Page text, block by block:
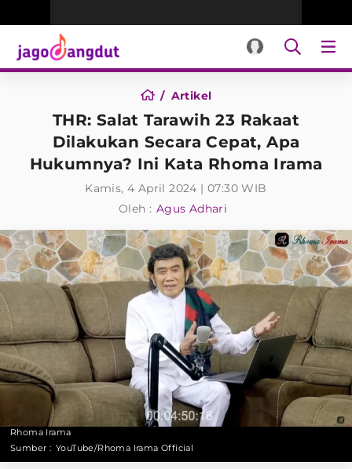
Artikel
THR: Salat Tarawih 23 Rakaat
Dilakukan Secara Cepat, Apa
Hukumnya? Ini Kata Rhoma Irama
Kamis, 4 April 2024 | 07:30 WIB
Oleh : Agus Adhari
Rhoma Irama
Sumber : YouTube/Rhoma Irama Official